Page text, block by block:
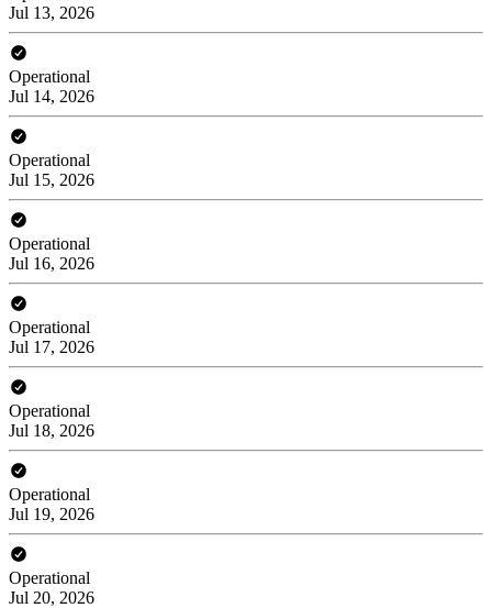
Jul 13, 2026
Operational
Jul 14, 2026
Operational
Jul 15, 2026
Operational
Jul 16, 2026
Operational
Jul 17, 2026
Operational
Jul 18, 2026
Operational
Jul 19, 2026
Operational
Jul 20, 2026